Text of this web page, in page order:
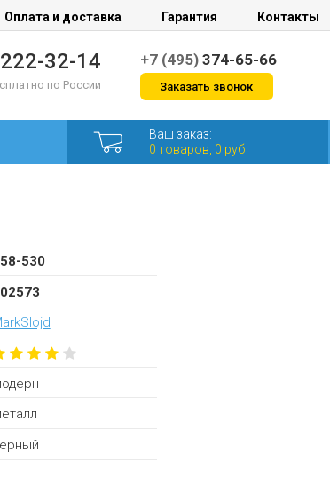
Оплата и доставка Гарантия Контакты
222-32-14
по России
+7 (495)374-65-66
Заказать звонок
Ваш заказ:
0 товаров, 0 руб
530